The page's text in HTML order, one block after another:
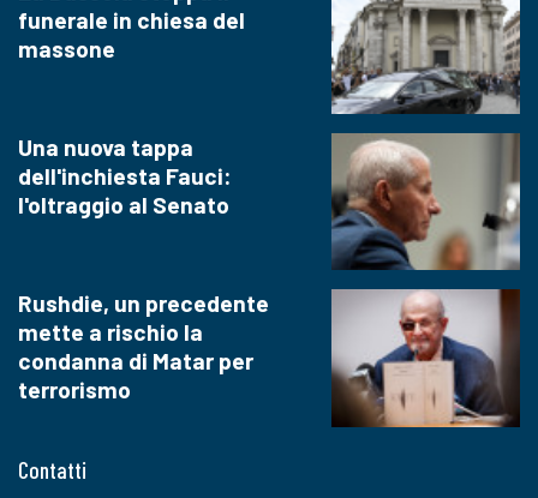
Contatti
funerale in chiesa del
massone
Una nuova tappa
dell'inchiesta Fauci:
l'oltraggio al Senato
Rushdie, un precedente
mette a rischio la
condanna di Matar per
terrorismo